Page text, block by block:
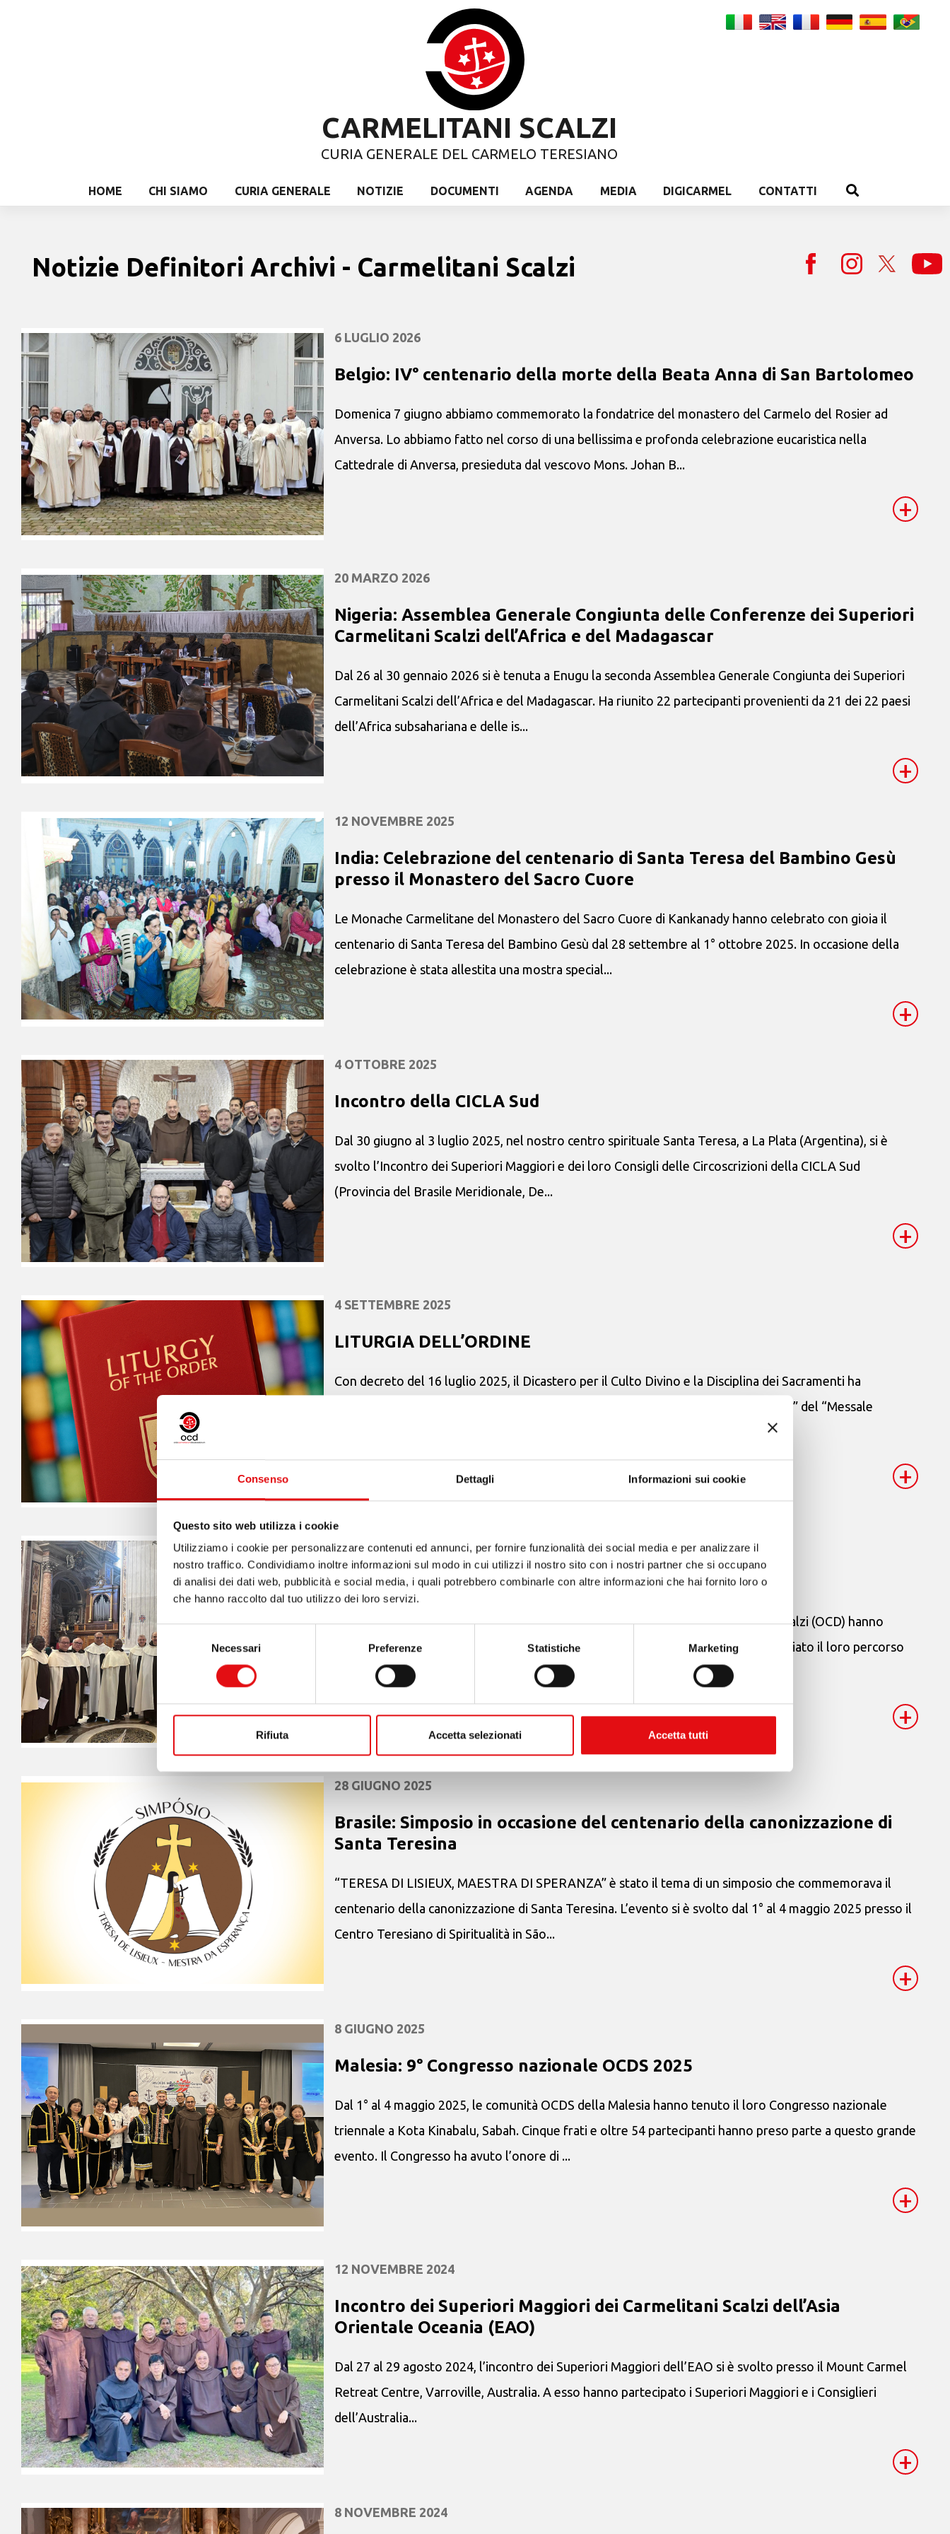
Consenso Dettagli Informazioni sui cookie
Questo sito web utilizza i cookie
Utilizziamo i cookie per personalizzare contenuti ed annunci, per fornire funzionalità dei social media e per analizzare il
nostro traffico. Condividiamo inoltre informazioni sul modo in cui utilizzi il nostro sito con i nostri partner che si occupano
di analisi dei dati web, pubblicità e social media, i quali potrebbero combinarle con altre informazioni che hai fornito loro o
che hanno raccolto dal tuo utilizzo dei loro servizi.
Selezione
del
Necessari Preferenze Statistiche Marketing
Rifiuta Accetta selezionati Accetta tutti
CARMELITANI SCALZI
CURIA GENERALE DEL CARMELO TERESIANO
HOME CHI SIAMO CURIA GENERALE NOTIZIE DOCUMENTI AGENDA MEDIA DIGICARMEL CONTATTI
Notizie Definitori Archivi - Carmelitani Scalzi
6 LUGLIO 2026
Belgio: IV° centenario della morte della Beata Anna di San Bartolomeo
Domenica 7 giugno abbiamo commemorato la fondatrice del monastero del Carmelo del Rosier ad
Anversa. Lo abbiamo fatto nel corso di una bellissima e profonda celebrazione eucaristica nella
Cattedrale di Anversa, presieduta dal vescovo Mons. Johan B...
+
20 MARZO 2026
Nigeria: Assemblea Generale Congiunta delle Conferenze dei Superiori
Carmelitani Scalzi dell’Africa e del Madagascar
Dal 26 al 30 gennaio 2026 si è tenuta a Enugu la seconda Assemblea Generale Congiunta dei Superiori
Carmelitani Scalzi dell’Africa e del Madagascar. Ha riunito 22 partecipanti provenienti da 21 dei 22 paesi
dell’Africa subsahariana e delle is...
+
12 NOVEMBRE 2025
India: Celebrazione del centenario di Santa Teresa del Bambino Gesù
presso il Monastero del Sacro Cuore
Le Monache Carmelitane del Monastero del Sacro Cuore di Kankanady hanno celebrato con gioia il
centenario di Santa Teresa del Bambino Gesù dal 28 settembre al 1° ottobre 2025. In occasione della
celebrazione è stata allestita una mostra special...
+
4 OTTOBRE 2025
Incontro della CICLA Sud
Dal 30 giugno al 3 luglio 2025, nel nostro centro spirituale Santa Teresa, a La Plata (Argentina), si è
svolto l’Incontro dei Superiori Maggiori e dei loro Consigli delle Circoscrizioni della CICLA Sud
(Provincia del Brasile Meridionale, De...
+
4 SETTEMBRE 2025
LITURGIA DELL’ORDINE
Con decreto del 16 luglio 2025, il Dicastero per il Culto Divino e la Disciplina dei Sacramenti ha
approvato l’Editio typica altera del Proprium Missarum OCD (la “seconda edizione” del “Messale
+
4 LUGLIO 2025
Italia: Giubileo della Famiglia carmelitana in Roma
Il 2 giugno, a Roma, l’Ordine dei Carmelitani (OCarm) e l’Ordine dei Carmelitani Scalzi (OCD) hanno
celebrato insieme il loro Giubileo. Alle ore 15.45 i due Consigli Generali hanno iniziato il loro percorso
verso la Porta Santa della basilica ...
+
28 GIUGNO 2025
Brasile: Simposio in occasione del centenario della canonizzazione di
Santa Teresina
“TERESA DI LISIEUX, MAESTRA DI SPERANZA” è stato il tema di un simposio che commemorava il
centenario della canonizzazione di Santa Teresina. L’evento si è svolto dal 1° al 4 maggio 2025 presso il
Centro Teresiano di Spiritualità in São...
+
8 GIUGNO 2025
Malesia: 9° Congresso nazionale OCDS 2025
Dal 1° al 4 maggio 2025, le comunità OCDS della Malesia hanno tenuto il loro Congresso nazionale
triennale a Kota Kinabalu, Sabah. Cinque frati e oltre 54 partecipanti hanno preso parte a questo grande
evento. Il Congresso ha avuto l’onore di ...
+
12 NOVEMBRE 2024
Incontro dei Superiori Maggiori dei Carmelitani Scalzi dell’Asia
Orientale Oceania (EAO)
Dal 27 al 29 agosto 2024, l’incontro dei Superiori Maggiori dell’EAO si è svolto presso il Mount Carmel
Retreat Centre, Varroville, Australia. A esso hanno partecipato i Superiori Maggiori e i Consiglieri
dell’Australia...
+
8 NOVEMBRE 2024